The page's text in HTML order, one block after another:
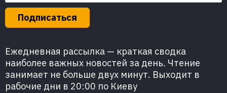
Подписаться
Ежедневная рассылка — краткая сводка
наиболее важных новостей за день. Чтение
занимает не больше двух минут. Выходит в
рабочие дни в 20:00 по Киеву